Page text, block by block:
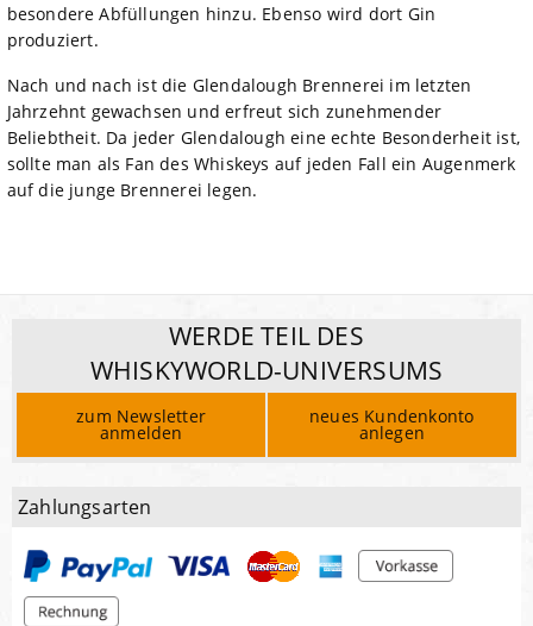
besondere Abfüllungen hinzu. Ebenso wird dort Gin
produziert.
Nach und nach ist die Glendalough Brennerei im letzten
Jahrzehnt gewachsen und erfreut sich zunehmender
Beliebtheit. Da jeder Glendalough eine echte Besonderheit ist,
sollte man als Fan des Whiskeys auf jeden Fall ein Augenmerk
auf die junge Brennerei legen.
WERDE TEIL DES
WHISKYWORLD-UNIVERSUMS
zum Newsletter
anmelden
neues Kundenkonto
anlegen
Zahlungsarten